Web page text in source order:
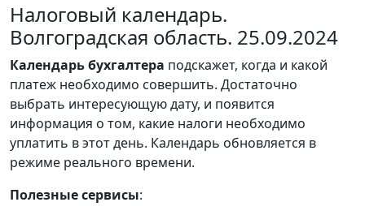
Налоговый календарь.
Волгоградская область. 25.09.2024
Календарьбухгалтера подскажет, когда и какой
платеж необходимо совершить. Достаточно
выбрать интересующую дату, и появится
информация о том, какие налоги необходимо
уплатить в этот день. Календарь обновляется в
режиме реального времени.
Полезные сервисы: